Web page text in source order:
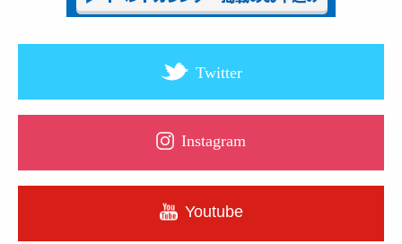
Twitter
Instagram
Youtube